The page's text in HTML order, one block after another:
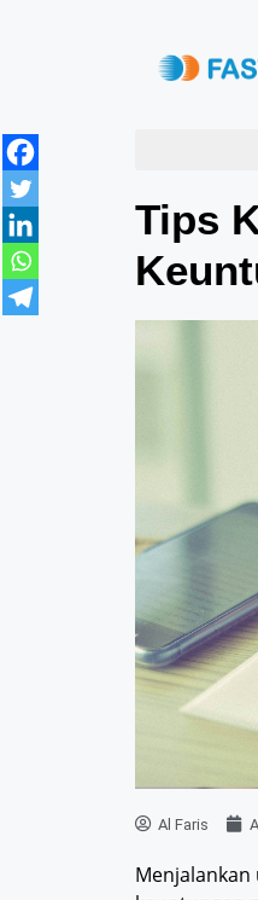
Tips
Al Faris